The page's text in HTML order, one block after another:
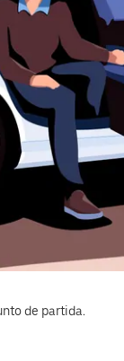
de partida.